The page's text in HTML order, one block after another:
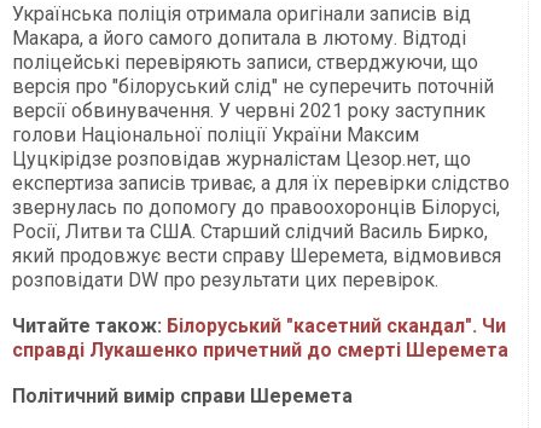
Українська поліція отримала оригінали записів від
Макара, а його самого допитала в лютому. Відтоді
поліцейські перевіряють записи, стверджуючи, що
версія про "білоруський слід" не суперечить поточній
версії обвинувачення. У червні 2021 року заступник
голови Національної поліції України Максим
Цуцкірідзе розповідав журналістам Цезор.нет, що
експертиза записів триває, а для їх перевірки слідство
звернулась по допомогу до правоохоронців Білорусі,
Росії, Литви та США. Старший слідчий Василь Бирко,
який продовжує вести справу Шеремета, відмовився
розповідати DW про результати цих перевірок.
Читайте також: Білоруський "касетний скандал". Чи
справді Лукашенко причетний до смерті Шеремета
Політичний вимір справи Шеремета